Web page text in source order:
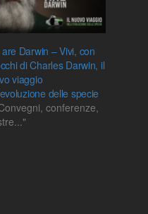
Darwin – Vivi, con
di Charles Darwin, il
viaggio
delle specie
conferenze,